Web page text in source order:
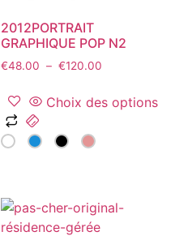
produit
2012PORTRAIT
GRAPHIQUE POP N2
€48.00 – €120.00Plage
prix :
€48.00
Choix des options
Ce
produit
Les